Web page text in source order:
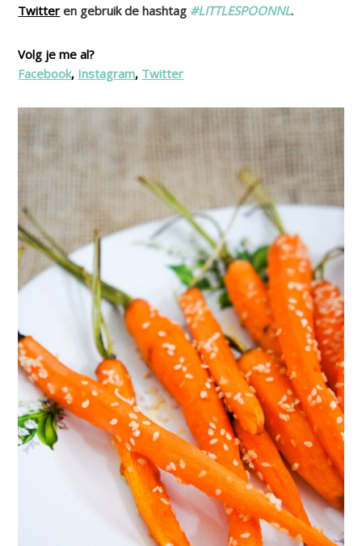
Twitter en gebruik de hashtag #LITTLESPOONNL.
Volg je me al?
Facebook, Instagram, Twitter